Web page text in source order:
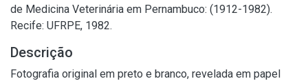
de Medicina Veterinária em Pernambuco: (1912-1982).
Recife: UFRPE, 1982.
Descrição
Fotografia original em preto e branco, revelada em papel